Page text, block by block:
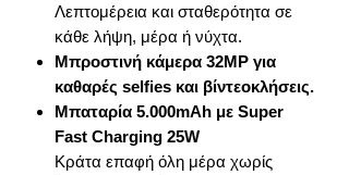
Λεπτομέρεια και σταθερότητα σε
κάθε λήψη, μέρα ή νύχτα.
Μπροστινή κάμερα 32MP για
καθαρές selfies και βίντεοκλήσεις.
Μπαταρία 5.000mAh με Super
Fast Charging 25W
Κράτα επαφή όλη μέρα χωρίς